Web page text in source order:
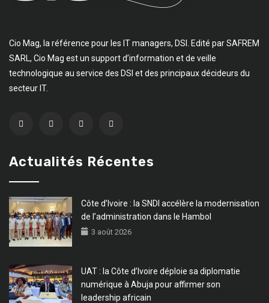
Cio Mag, la référence pour les IT managers, DSI. Edité par SAFREM
SARL, Cio Mag est un support d’information et de veille
technologique au service des DSI et des principaux décideurs du
secteur IT.
Actualités Récentes
Côte d’Ivoire : la SNDI accélère la modernisation
de l’administration dans le Hambol
3 août 2026
UAT : la Côte d’Ivoire déploie sa diplomatie
numérique à Abuja pour affirmer son
leadership africain